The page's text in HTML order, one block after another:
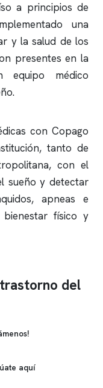
a principios de
una
y la salud de los
presentes en la
equipo médico
con Copago
tanto de
con el
sueño y detectar
,apneas e
físico y
del
aquí